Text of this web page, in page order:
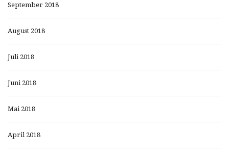
September 2018
August 2018
Juli 2018
Juni 2018
Mai 2018
April 2018